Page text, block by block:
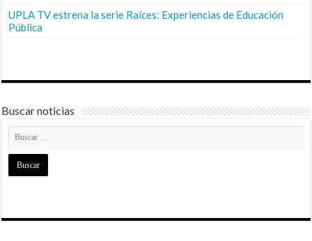
UPLA TV estrena la serie Raíces: Experiencias de Educación
Pública
Buscar noticias